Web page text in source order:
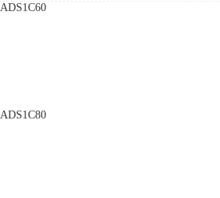
ADS1C60
ADS1C80